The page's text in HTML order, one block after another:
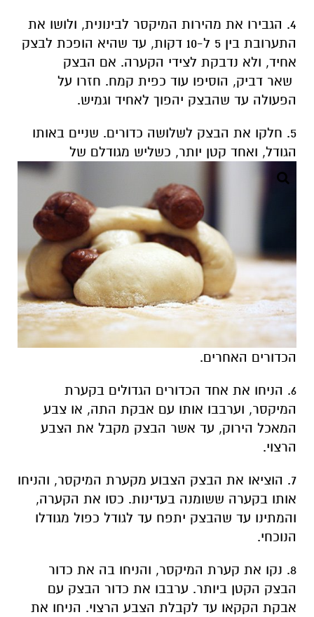
4. הגבירו את מהירות המיקסר לבינונית, ולושו את
התערובת בין 5 ל-10 דקות, עד שהיא הופכת לבצק
אחיד, ולא נדבקת לצידי הקערה. אם הבצק
שאר דביק, הוסיפו עוד כפית קמח. חזרו על
הפעולה עד שהבצק יהפוך לאחיד וגמיש.
5. חלקו את הבצק לשלושה כדורים. שניים באותו
הגודל, ואחד קטן יותר, כשליש מגודלם של
הכדורים האחרים.
6. הניחו את אחד הכדורים הגדולים בקערת
המיקסר, וערבבו אותו עם אבקת התה, או צבע
המאכל הירוק, עד אשר הבצק מקבל את הצבע
הרצוי.
7. הוציאו את הבצק הצבוע מקערת המיקסר, והניחו
אותו בקערה ששומנה בעדינות. כסו את הקערה,
והמתינו עד שהבצק יתפח עד לגודל כפול מגודלו
הנוכחי.
8. נקו את קערת המיקסר, והניחו בה את כדור
הבצק הקטן ביותר. ערבבו את כדור הבצק עם
אבקת הקקאו עד לקבלת הצבע הרצוי. הניחו את